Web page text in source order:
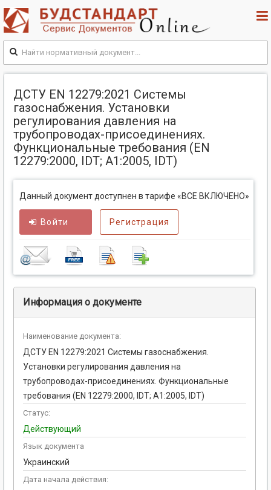
ДСТУ EN 12279:2021 Системы
газоснабжения. Установки
регулирования давления на
трубопроводах-присоединениях.
Функциональные требования (EN
12279:2000, IDT; А1:2005, IDT)
Данный документ доступнен в тарифе «ВСЕ ВКЛЮЧЕНО»
Войти Регистрация
Информация о документе
Наименование документа:
ДСТУ EN 12279:2021 Системы газоснабжения.
Установки регулирования давления на
трубопроводах-присоединениях. Функциональные
требования (EN 12279:2000, IDT; А1:2005, IDT)
Статус:
Действующий
Язык документа
Украинский
Дата начала действия: